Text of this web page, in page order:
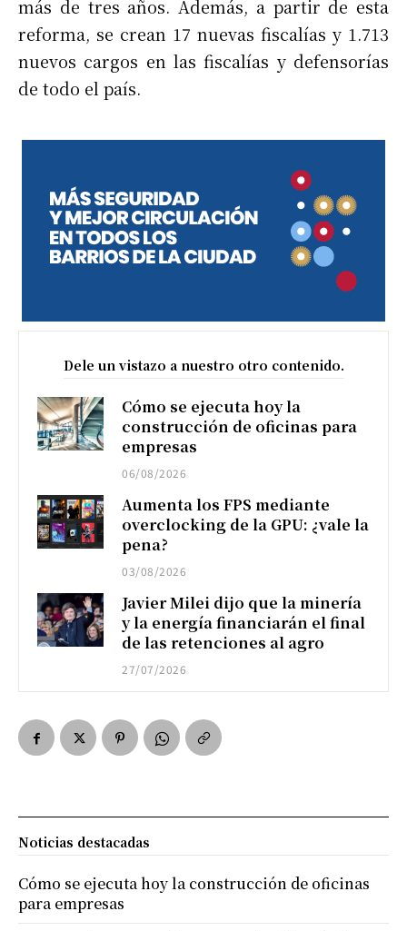
más de tres años. Además, a partir de esta
reforma, se crean 17 nuevas fiscalías y 1.713
nuevos cargos en las fiscalías y defensorías
de todo el país.
Dele un vistazo a nuestro otro contenido.
Cómo se ejecuta hoy la
construcción de oficinas para
empresas
06/08/2026
Aumenta los FPS mediante
overclocking de la GPU: ¿vale la
pena?
03/08/2026
Javier Milei dijo que la minería
y la energía financiarán el final
de las retenciones al agro
27/07/2026
Noticias destacadas
Cómo se ejecuta hoy la construcción de oficinas
para empresas